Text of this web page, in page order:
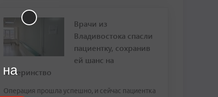
Врачи из
Владивостока спасли
пациентку, сохранив
ей шанс на
материнство
Операция прошла успешно, и сейчас пациентка